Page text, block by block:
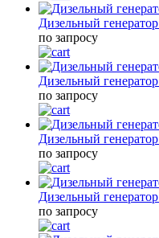
Дизельный
по запросу
Дизельный
по запросу
Дизельный
по запросу
Дизельный
по запросу